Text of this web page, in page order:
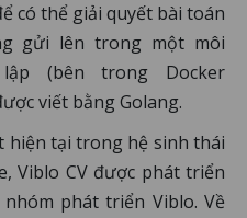
có thể giải quyết bài toán
gửi lên trong một môi
(bên trong Docker
viết bằng Golang.
hiện tại trong hệ sinh thái
Viblo CV được phát triển
phát triển Viblo. Về